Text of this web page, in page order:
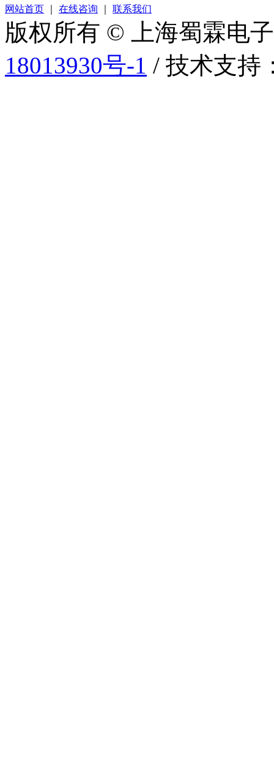
网站首页 在线咨询 联系我们
版权所有 © 上海蜀霖电
18013930号-1 / 技术支持